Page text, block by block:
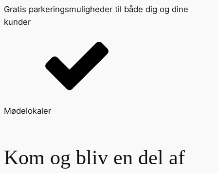
Gratis parkeringsmuligheder til både dig og dine
kunder
Mødelokaler
Kom og bliv en del af